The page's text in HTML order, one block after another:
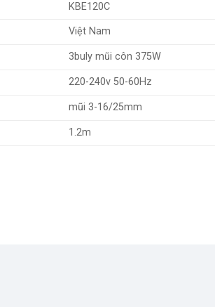
KBE120C
Việt Nam
3buly mũi côn 375W
220-240v 50-60Hz
mũi 3-16/25mm
1.2m